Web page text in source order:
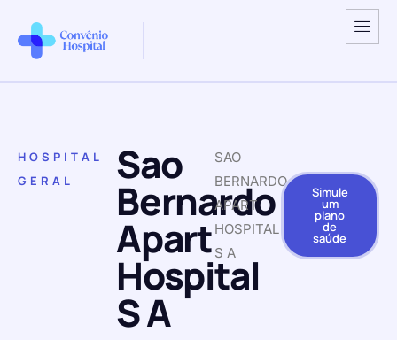
HOSPITAL
GERAL
Sao
Bernardo
Apart
Hospital
S A
SAO
BERNARDO
APART
HOSPITAL
S A
Simule
um
plano
de
saúde